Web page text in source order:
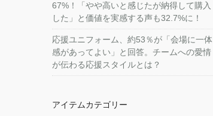
67%！「やや高いと感じたが納得して購入
した」と価値を実感する声も32.7%に！
応援ユニフォーム、約53％が「会場に一体
感があってよい」と回答。チームへの愛情
が伝わる応援スタイルとは？
アイテムカテゴリー